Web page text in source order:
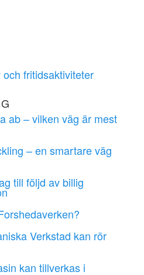
fritidsaktiviteter
ab – vilken väg är mest
– en smartare väg
till följd av billig
Verkstad kan rör
kan tillverkas i